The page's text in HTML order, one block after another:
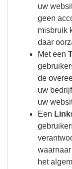
uw
geen
misbruik
daar
Met een
de
uw
uw
Een
het